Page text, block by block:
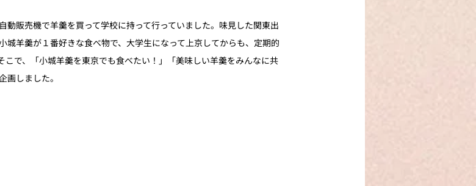
動販売機で羊羹を買って学校に持って行っていました。味見した関東出
城羊羹が１番好きな食べ物で、大学生になって上京してからも、定期的
こで、「小城羊羹を東京でも食べたい！」「美味しい羊羹をみんなに共
しました。